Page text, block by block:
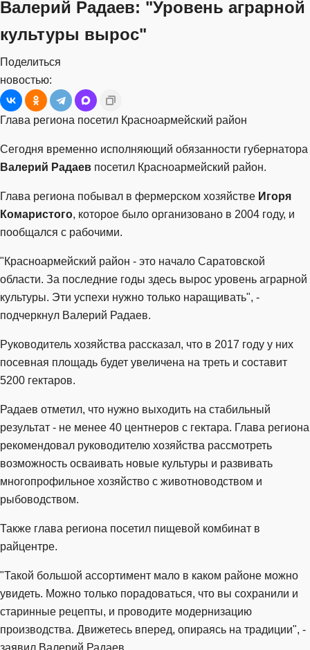
Валерий Радаев: "Уровень аграрной
культуры вырос"
Поделиться
новостью:
Глава региона посетил Красноармейский район
Сегодня временно исполняющий обязанности губернатора
Валерий Радаев посетил Красноармейский район.
Глава региона побывал в фермерском хозяйстве Игоря
Комаристого, которое было организовано в 2004 году, и
пообщался с рабочими.
"Красноармейский район - это начало Саратовской
области. За последние годы здесь вырос уровень аграрной
культуры. Эти успехи нужно только наращивать", -
подчеркнул Валерий Радаев.
Руководитель хозяйства рассказал, что в 2017 году у них
посевная площадь будет увеличена на треть и составит
5200 гектаров.
Радаев отметил, что нужно выходить на стабильный
результат - не менее 40 центнеров с гектара. Глава региона
рекомендовал руководителю хозяйства рассмотреть
возможность осваивать новые культуры и развивать
многопрофильное хозяйство с животноводством и
рыбоводством.
Также глава региона посетил пищевой комбинат в
райцентре.
"Такой большой ассортимент мало в каком районе можно
увидеть. Можно только порадоваться, что вы сохранили и
старинные рецепты, и проводите модернизацию
производства. Движетесь вперед, опираясь на традиции", -
заявил Валерий Радаев.